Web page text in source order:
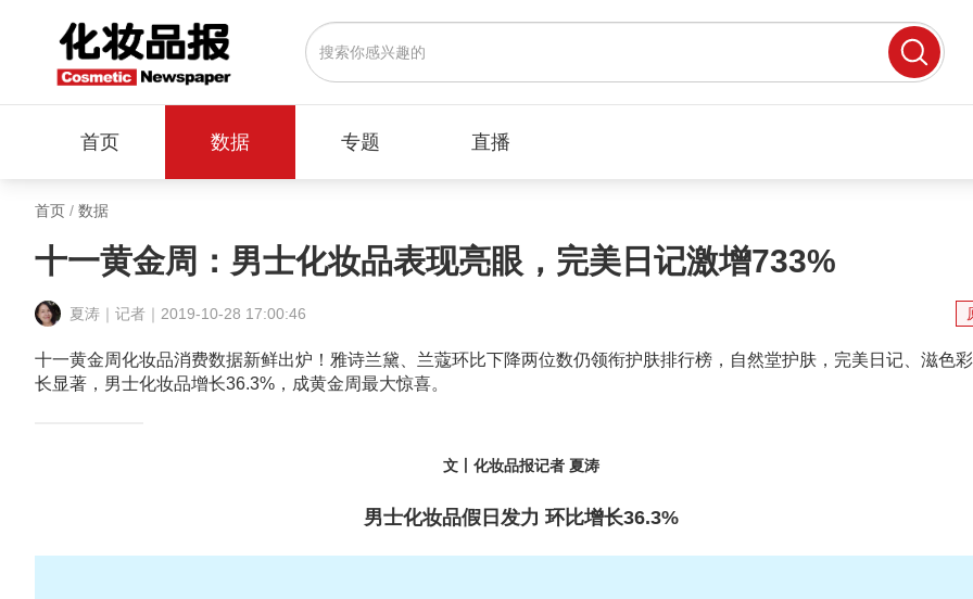
首页 数据 专题 直播
首页 / 数据
十一黄金周：男士化妆品表现亮眼，完美日记激增733%
夏涛｜记者｜2019-10-28 17:00:46
十一黄金周化妆品消费数据新鲜出炉！雅诗兰黛、兰蔻环比下降两位数仍领衔护肤排行榜，自然堂护肤，完美日记、滋色
长显著，男士化妆品增长36.3%，成黄金周最大惊喜。
文丨化妆品报记者 夏涛
男士化妆品假日发力 环比增长36.3%